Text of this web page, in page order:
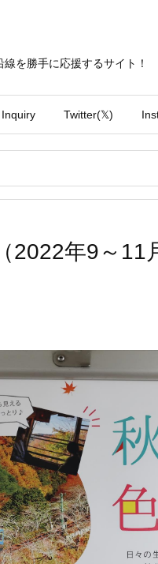
を勝手に応援するサイト！
Inquiry Twitter(𝕏)
年9～11